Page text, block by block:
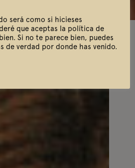
Editorial Portraits
x Cake Magazine
será como si hicieses
que aceptas la política de
Si no te parece bien, puedes
de verdad por donde has venido.